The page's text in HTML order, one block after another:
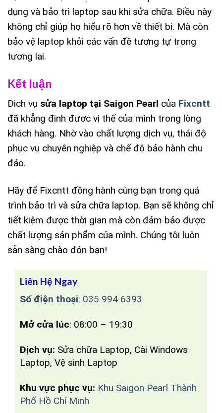
dụng và bảo trì laptop sau khi sửa chữa. Điều này
không chỉ giúp họ hiểu rõ hơn về thiết bị. Mà còn
bảo vệ laptop khỏi các vấn đề tương tự trong
tương lai.
Kết luận
Dịch vụ sửa laptop tại Saigon Pearl của Fixcntt
đã khẳng định được vị thế của mình trong lòng
khách hàng. Nhờ vào chất lượng dịch vụ, thái độ
phục vụ chuyên nghiệp và chế độ bảo hành chu
đáo.
Hãy để Fixcntt đồng hành cùng bạn trong quá
trình bảo trì và sửa chữa laptop. Bạn sẽ không chỉ
tiết kiệm được thời gian mà còn đảm bảo được
chất lượng sản phẩm của mình. Chúng tôi luôn
sẵn sàng chào đón bạn!
Liên Hệ Ngay
Số điện thoại: 035 994 6393
Mở cửa lúc: 08:00 – 19:30
Dịch vụ: Sửa chữa Laptop, Cài Windows
Laptop, Vệ sinh Laptop
Khu vực phục vụ: Khu Saigon Pearl Thành
Phố Hồ Chí Minh